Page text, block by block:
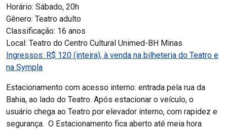
Horário: Sábado, 20h
Gênero: Teatro adulto
Classificação: 16 anos
Local: Teatro do Centro Cultural Unimed-BH Minas
Ingressos: R$ 120 (inteira), à venda na bilheteria do Teatro e
na Sympla
Estacionamento com acesso interno: entrada pela rua da
Bahia, ao lado do Teatro. Após estacionar o veículo, o
usuário chega ao Teatro por elevador interno, com rapidez e
segurança. O Estacionamento fica aberto até meia hora